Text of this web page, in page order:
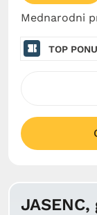
Mednarodni
TOP